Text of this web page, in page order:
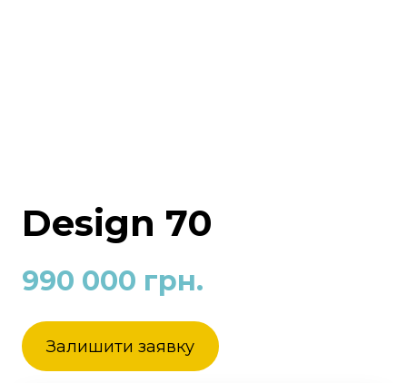
Design 70
990 000 грн.
Залишити заявку